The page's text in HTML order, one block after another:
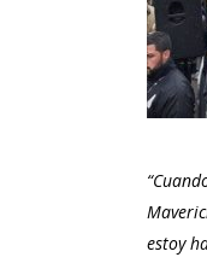
estoy